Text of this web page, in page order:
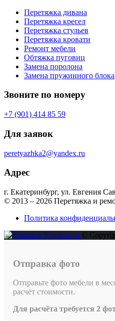
Перетяжка дивана
Перетяжка кресел
Перетяжка стульев
Перетяжка кровати
Ремонт мебели
Обтяжка пуговиц
Замена поролона
Замена пружинного блока
Звоните по номеру
+7 (901) 414 85 59
Для заявок
peretyazhka2@yandex.ru
Адрес
г. Екатеринбург, ул. Евгения
© 2013 – 2026 Перетяжка и
Политика
©
Отправка фото
Отправьте фото мебели в
расчёт стоимости.
Для расчёта требуется 2